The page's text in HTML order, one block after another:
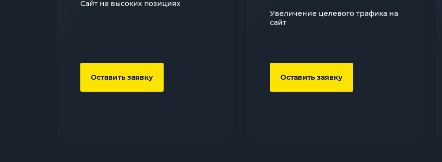
Сайт на высоких позициях
Оставить заявку
Увеличение целевого трафика на
сайт
Оставить заявку